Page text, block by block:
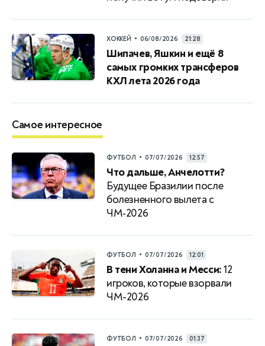
ХОККЕЙ • 06/08/2026 21:28
Шипачев, Яшкин и ещё 8
самых громких трансферов
КХЛ лета 2026 года
Самое интересное
ФУТБОЛ • 07/07/2026 12:57
Что дальше, Анчелотти?
Будущее Бразилии после
болезненного вылета с
ЧМ‑2026
ФУТБОЛ • 07/07/2026 12:01
В тени Холанна и Месси:12
игроков, которые взорвали
ЧМ-2026
ФУТБОЛ • 07/07/2026 01:37